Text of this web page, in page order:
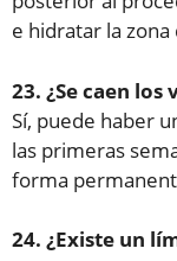
e hidratar la zona
23. ¿Se caen
Sí, puede haber
las primeras
forma
24. ¿Existe un